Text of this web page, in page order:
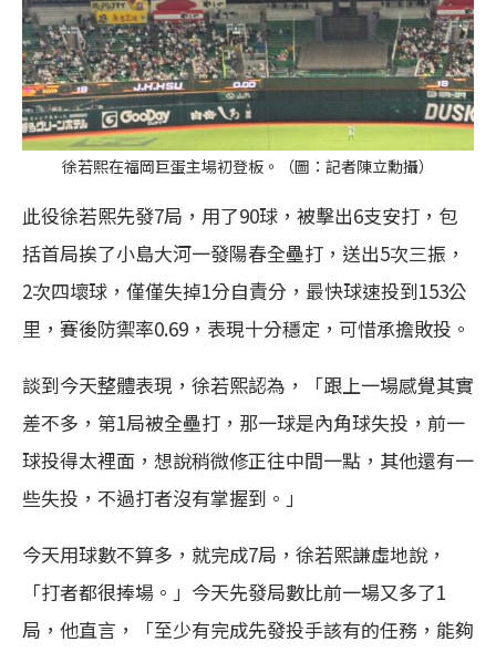
徐若熙在福岡巨蛋主場初登板。（圖：記者陳立勳攝）
此役徐若熙先發7局，用了90球，被擊出6支安打，包
括首局挨了小島大河一發陽春全壘打，送出5次三振，
2次四壞球，僅僅失掉1分自責分，最快球速投到153公
里，賽後防禦率0.69，表現十分穩定，可惜承擔敗投。
談到今天整體表現，徐若熙認為，「跟上一場感覺其實
差不多，第1局被全壘打，那一球是內角球失投，前一
球投得太裡面，想說稍微修正往中間一點，其他還有一
些失投，不過打者沒有掌握到。」
今天用球數不算多，就完成7局，徐若熙謙虛地說，
「打者都很捧場。」今天先發局數比前一場又多了1
局，他直言，「至少有完成先發投手該有的任務，能夠